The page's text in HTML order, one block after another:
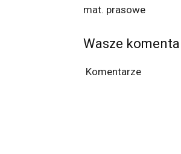
mat. prasowe
Wasze
Komentarze